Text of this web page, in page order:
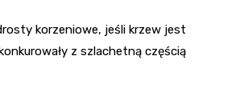
korzeniowe, jeśli krzew jest
z szlachetną częścią